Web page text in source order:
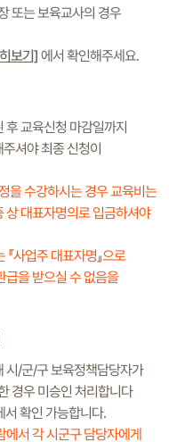
또는 보육교사의 경우
보기] 에서 확인해주세요.
교육신청 마감일까지
셔야 최종 신청이
을 수강하시는 경우 교육비는
상 대표자명의로 입금하셔야
『사업주 대표자명』으로
급을 받으실 수 없음을
시/군/구 보육정책담당자가
경우 미승인 처리합니다
확인 가능합니다.
에서 각 시군구 담당자에게